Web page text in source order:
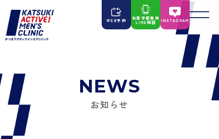
WEB予約
包茎手術専用
LINE相談
INSTAGRAM
NEWS
お知らせ